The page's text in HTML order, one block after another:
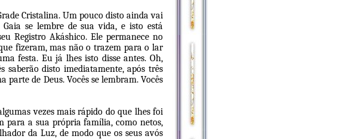
Cristalina. Um pouco disto ainda vai
se lembre de sua vida, e isto está
Registro Akáshico. Ele permanece no
fizeram, mas não o trazem para o lar
festa. Eu já lhes isto disse antes. Oh,
disto imediatamente, após três
parte de Deus. Vocês se lembram. Vocês
vezes mais rápido do que lhes foi
para a sua própria família, como netos,
da Luz, de modo que os seus avós